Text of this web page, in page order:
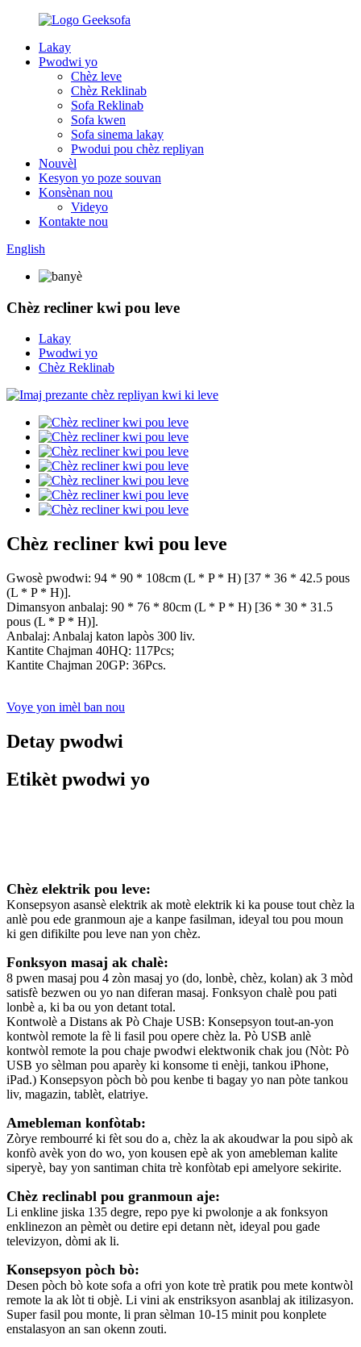
Lakay
Pwodwi yo
Chèz leve
Chèz Reklinab
Sofa Reklinab
Sofa kwen
Sofa sinema lakay
Pwodui pou chèz repliyan
Nouvèl
Kesyon yo poze souvan
Konsènan nou
Videyo
Kontakte nou
English
Chèz recliner kwi pou leve
Lakay
Pwodwi yo
Chèz Reklinab
Chèz recliner kwi pou leve
Gwosè pwodwi: 94 * 90 * 108cm (L * P * H) [37 * 36 * 42.5 pous
(L * P * H)].
Dimansyon anbalaj: 90 * 76 * 80cm (L * P * H) [36 * 30 * 31.5
pous (L * P * H)].
Anbalaj: Anbalaj katon lapòs 300 liv.
Kantite Chajman 40HQ: 117Pcs;
Kantite Chajman 20GP: 36Pcs.
Voye yon imèl ban nou
Detay pwodwi
Etikèt pwodwi yo
Chèz elektrik pou leve:
Konsepsyon asansè elektrik ak motè elektrik ki ka pouse tout chèz la
anlè pou ede granmoun aje a kanpe fasilman, ideyal tou pou moun
ki gen difikilte pou leve nan yon chèz.
Fonksyon masaj ak chalè:
8 pwen masaj pou 4 zòn masaj yo (do, lonbè, chèz, kolan) ak 3 mòd
satisfè bezwen ou yo nan diferan masaj. Fonksyon chalè pou pati
lonbè a, ki ba ou yon detant total.
Kontwolè a Distans ak Pò Chaje USB: Konsepsyon tout-an-yon
kontwòl remote la fè li fasil pou opere chèz la. Pò USB anlè
kontwòl remote la pou chaje pwodwi elektwonik chak jou (Nòt: Pò
USB yo sèlman pou aparèy ki konsome ti enèji, tankou iPhone,
iPad.) Konsepsyon pòch bò pou kenbe ti bagay yo nan pòte tankou
liv, magazin, tablèt, elatriye.
Amebleman konfòtab:
Zòrye rembourré ki fèt sou do a, chèz la ak akoudwar la pou sipò ak
konfò avèk yon do wo, yon kousen epè ak yon amebleman kalite
siperyè, bay yon santiman chita trè konfòtab epi amelyore sekirite.
Chèz reclinabl pou granmoun aje:
Li enkline jiska 135 degre, repo pye ki pwolonje a ak fonksyon
enklinezon an pèmèt ou detire epi detann nèt, ideyal pou gade
televizyon, dòmi ak li.
Konsepsyon pòch bò:
Desen pòch bò kote sofa a ofri yon kote trè pratik pou mete kontwòl
remote la ak lòt ti objè. Li vini ak enstriksyon asanblaj ak itilizasyon.
Super fasil pou monte, li pran sèlman 10-15 minit pou konplete
enstalasyon an san okenn zouti.